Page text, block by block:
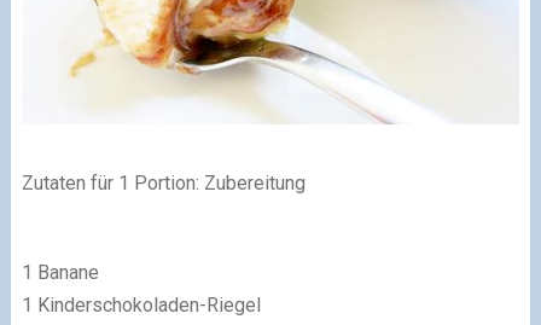
Zutaten für 1 Portion: Zubereitung
1 Banane
1 Kinderschokoladen-Riegel